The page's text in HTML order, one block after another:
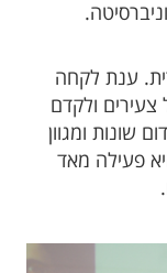
ענת לקחה
ולקדם
שונות ומגוון
פעילה מאד